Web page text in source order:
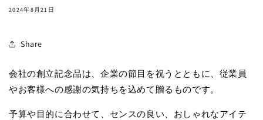
2024年8月21日
Share
会社の創立記念品は、企業の節目を祝うとともに、従業員
やお客様への感謝の気持ちを込めて贈るものです。
予算や目的に合わせて、センスの良い、おしゃれなアイテ